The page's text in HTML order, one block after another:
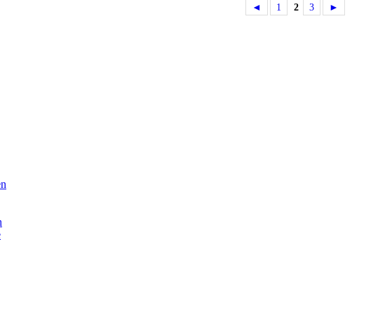
◄ 1 2 3 ►